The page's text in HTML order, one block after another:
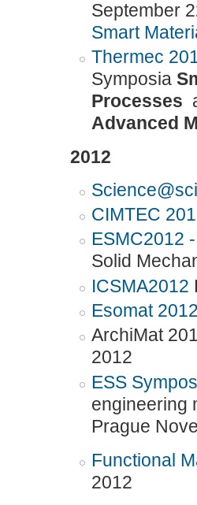
September
Smart
Thermec
Symposia
Processes
Advanced
2012
CIMTEC
ESMC2012
Solid
ICSMA2012
Esomat
ArchiMat
2012
ESS
engineering
Prague
Functional
2012